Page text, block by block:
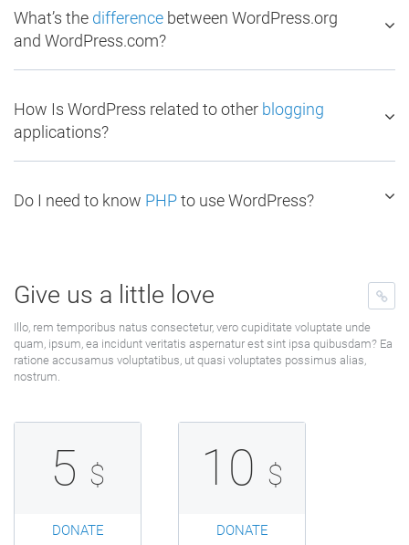
What’s the difference between WordPress.org
and WordPress.com?
How Is WordPress related to other blogging
applications?
Do I need to know PHPto use WordPress?
Give us a little love
Illo, rem temporibus natus consectetur, vero cupiditate voluptate unde
quam, ipsum, ea incidunt veritatis aspernatur est sint ipsa quibusdam? Ea
ratione accusamus voluptatibus, ut quasi voluptates possimus alias,
nostrum.
5 $
DONATE
10 $
DONATE